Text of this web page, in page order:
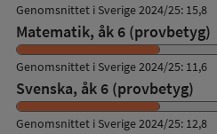
Genomsnittet i Sverige 2024/25: 15,8
Matematik, åk 6 (provbetyg)
Genomsnittet i Sverige 2024/25: 11,6
Svenska, åk 6 (provbetyg)
Genomsnittet i Sverige 2024/25: 12,8